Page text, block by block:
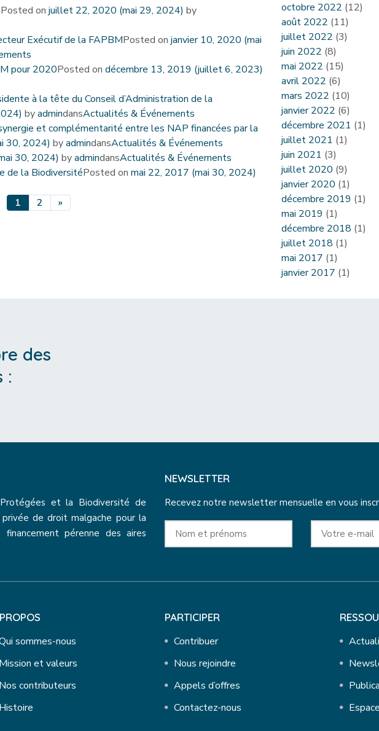
Posted on juillet 22, 2020 (mai 29, 2024) by
Exécutif de la FAPBMPosted on janvier 10, 2020 (mai
pour 2020Posted on décembre 13, 2019 (juillet 6, 2023)
à la tête du Conseil d’Administration de la
byadmindansActualités & Événements
et complémentarité entre les NAP financées par la
30, 2024) byadmindansActualités & Événements
30, 2024) byadmindansActualités & Événements
de la BiodiversitéPosted on mai 22, 2017 (mai 30, 2024)
1 2 »
octobre 2022 (12)
août 2022 (11)
juillet 2022 (3)
juin 2022 (8)
mai 2022 (15)
avril 2022 (6)
mars 2022 (10)
janvier 2022 (6)
décembre 2021 (1)
juillet 2021 (1)
juin 2021 (3)
juillet 2020 (9)
janvier 2020 (1)
décembre 2019 (1)
mai 2019 (1)
décembre 2018 (1)
juillet 2018 (1)
mai 2017 (1)
janvier 2017 (1)
des
:
et la Biodiversité de
de droit malgache pour la
pérenne des aires
NEWSLETTER
Recevez notre newsletter mensuelle en vous
sommes-nous
Mission et valeurs
Nos contributeurs
Histoire
PARTICIPER
Contribuer
Nous rejoindre
Appels d’offres
Contactez-nous